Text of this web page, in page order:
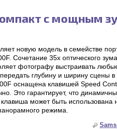
с мощным
новую модель в семействе
Сочетание 35х оптического
фотографу выстраивать
глубину и ширину сцены в
оснащена клавишей Speed
Это гарантирует, что
может быть использована
режима.